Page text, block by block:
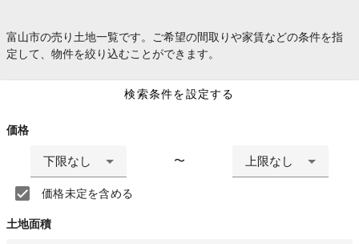
富山市の売り土地一覧です。ご希望の間取りや家賃などの条件を指
定して、物件を絞り込むことができます。
検索条件を設定する
価格
下限なし 〜 上限なし
価格未定を含める
土地面積